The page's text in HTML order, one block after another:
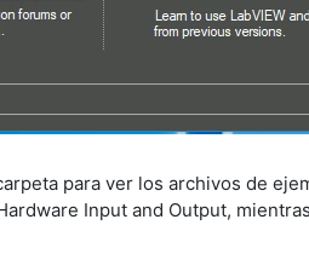
para ver los archivos de
Input and Output,